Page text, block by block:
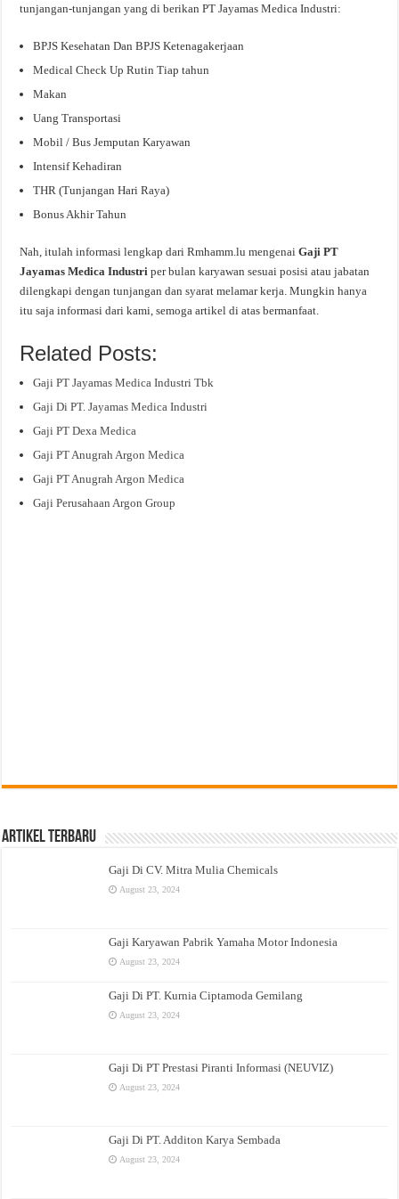
tunjangan-tunjangan yang di berikan PT Jayamas Medica Industri:
BPJS Kesehatan Dan BPJS Ketenagakerjaan
Medical Check Up Rutin Tiap tahun
Makan
Uang Transportasi
Mobil / Bus Jemputan Karyawan
Intensif Kehadiran
THR (Tunjangan Hari Raya)
Bonus Akhir Tahun
Nah, itulah informasi lengkap dari Rmhamm.lu mengenaiGaji PT
Jayamas Medica Industriper bulan karyawan sesuai posisi atau jabatan
dilengkapi dengan tunjangan dan syarat melamar kerja. Mungkin hanya
itu saja informasi dari kami, semoga artikel di atas bermanfaat.
Related Posts:
Gaji PT Jayamas Medica Industri Tbk
Gaji Di PT. Jayamas Medica Industri
Gaji PT Dexa Medica
Gaji PT Anugrah Argon Medica
Gaji PT Anugrah Argon Medica
Gaji Perusahaan Argon Group
Artikel Terbaru
Gaji Di CV. Mitra Mulia Chemicals
August 23, 2024
Gaji Karyawan Pabrik Yamaha Motor Indonesia
August 23, 2024
Gaji Di PT. Kurnia Ciptamoda Gemilang
August 23, 2024
Gaji Di PT Prestasi Piranti Informasi (NEUVIZ)
August 23, 2024
Gaji Di PT. Additon Karya Sembada
August 23, 2024